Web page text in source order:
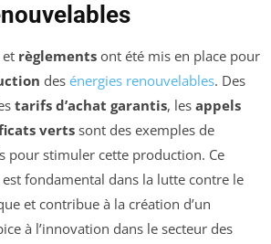
et règlements ont été mis en place pour
des énergies renouvelables. Des
tarifs d’achat garantis, les appels
verts sont des exemples de
pour stimuler cette production. Ce
fondamental dans la lutte contre le
et contribue à la création d’un
à l’innovation dans le secteur des